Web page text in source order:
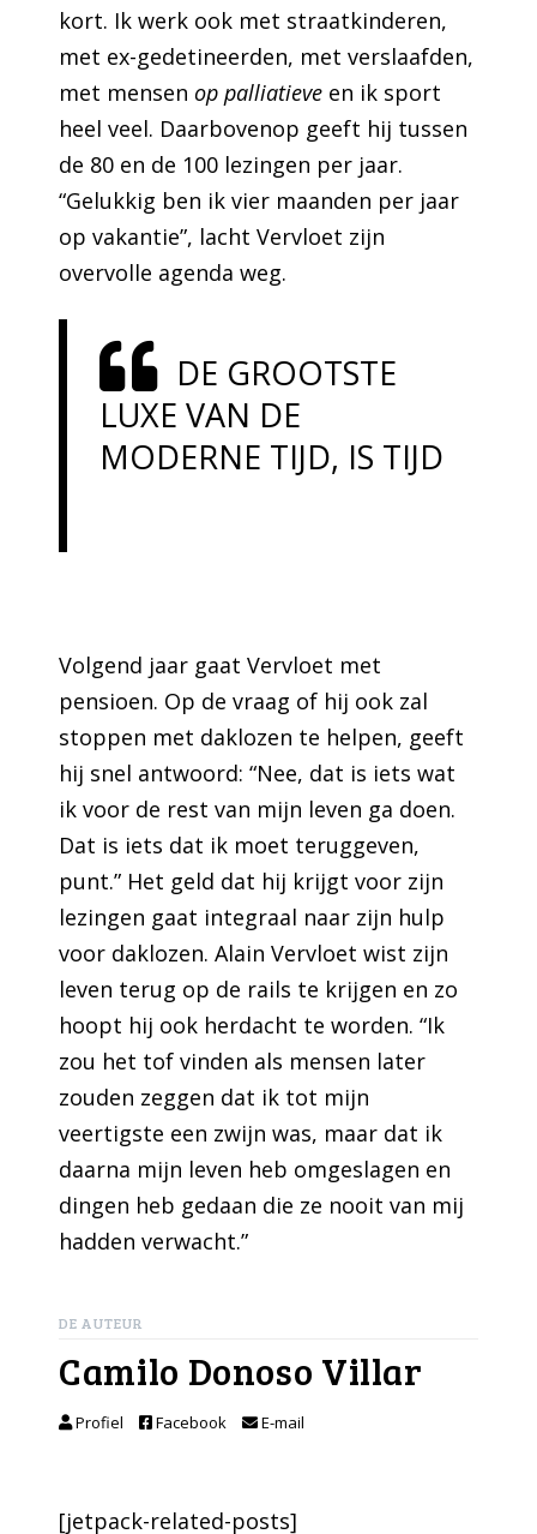
kort. Ik werk ook met straatkinderen,
met ex-gedetineerden, met verslaafden,
met mensenop palliatieve en ik sport
heel veel. Daarbovenop geeft hij tussen
de 80 en de 100 lezingen per jaar.
“Gelukkig ben ik vier maanden per jaar
op vakantie”, lacht Vervloet zijn
overvolle agenda weg.
DE GROOTSTE
LUXE VAN DE
MODERNE TIJD, IS TIJD
Volgend jaar gaat Vervloet met
pensioen. Op de vraag of hij ook zal
stoppen met daklozen te helpen, geeft
hij snel antwoord: “Nee, dat is iets wat
ik voor de rest van mijn leven ga doen.
Dat is iets dat ik moet teruggeven,
punt.” Het geld dat hij krijgt voor zijn
lezingen gaat integraal naar zijn hulp
voor daklozen. Alain Vervloet wist zijn
leven terug op de rails te krijgen en zo
hoopt hij ook herdacht te worden. “Ik
zou het tof vinden als mensen later
zouden zeggen dat ik tot mijn
veertigste een zwijn was, maar dat ik
daarna mijn leven heb omgeslagen en
dingen heb gedaan die ze nooit van mij
hadden verwacht.”
DE AUTEUR
Camilo Donoso Villar
Profiel Facebook E-mail
[jetpack-related-posts]